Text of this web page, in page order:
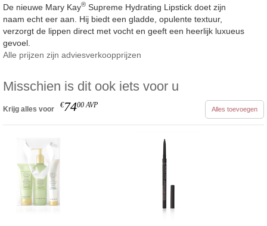
De nieuwe Mary Kay® Supreme Hydrating Lipstick doet zijn
naam echt eer aan. Hij biedt een gladde, opulente textuur,
verzorgt de lippen direct met vocht en geeft een heerlijk luxueus
gevoel.
Alle prijzen zijn adviesverkoopprijzen
Misschien is dit ook iets voor u
Krijg alles voor €7400 AVP Alles toevoegen